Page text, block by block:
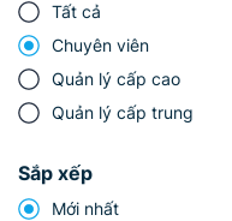
Tất cả
Chuyên viên
Quản lý cấp cao
Quản lý cấp trung
Sắp xếp
Mới nhất